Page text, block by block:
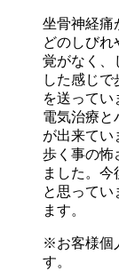
坐骨神経痛
どのしびれ
覚がなく、
した感じ
を送ってい
電気治療と
が出来てい
歩く事の怖
ました。
と思ってい
ます。
※お客様個
す。